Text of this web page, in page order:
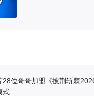
28位哥哥加盟《披荆斩棘
式